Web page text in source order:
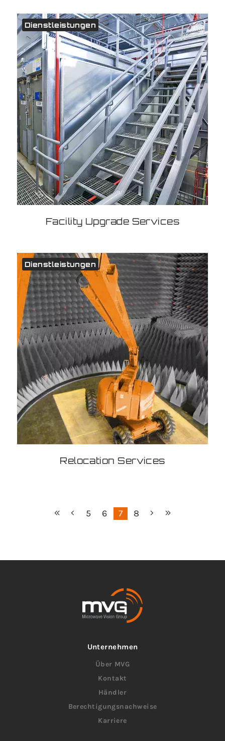
Dienstleistungen
Facility Upgrade Services
Dienstleistungen
Relocation Services
5 6 7 8
Unternehmen
Über MVG
Kontakt
Händler
Berechtigungsnachweise
Karriere